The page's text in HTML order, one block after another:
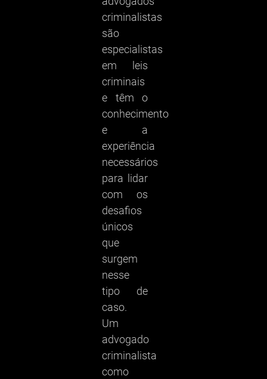
criminalistas
são
especialistas
em leis
criminais
e têm o
conhecimento
e a
experiência
necessários
para lidar
com os
desafios
únicos
que
surgem
nesse
tipo de
caso.
Um
advogado
criminalista
como